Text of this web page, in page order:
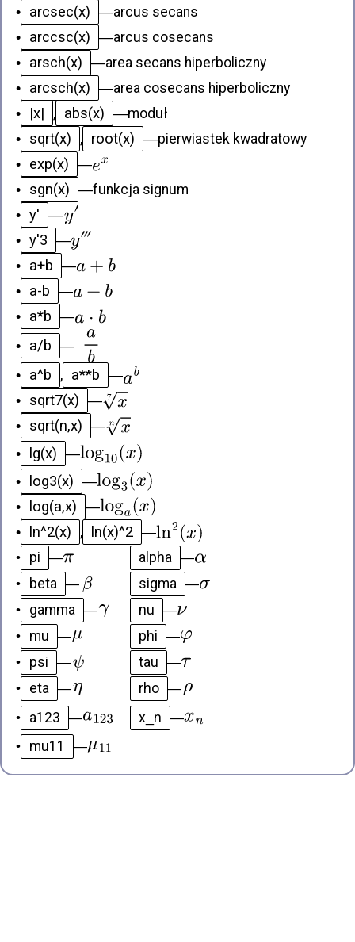
•
arcsec(x) —arcus secans
•
arccsc(x) —arcus cosecans
•
arsch(x) —area secans hiperboliczny
•
arcsch(x) —area cosecans hiperboliczny
•
|x| , abs(x) —moduł
•
sqrt(x) , root(x) —pierwiastek kwadratowy
•
exp(x) —
•
sgn(x) —funkcja signum
• y' —
• y'3 —
•
a+b —
•
a-b —
•
a*b —
•
a/b —
•
a^b , a**b —
•
sqrt7(x) —
•
sqrt(n,x) —
•
lg(x) —
•
log3(x) —
•
log(a,x) —
•
ln^2(x) , ln(x)^2 —
• pi — alpha
—
•
beta — sigma
—
•
gamma — nu
—
•
mu — phi
—
•
psi — tau
—
•
eta — rho
—
•
a123 — x_n
—
•
mu11 —